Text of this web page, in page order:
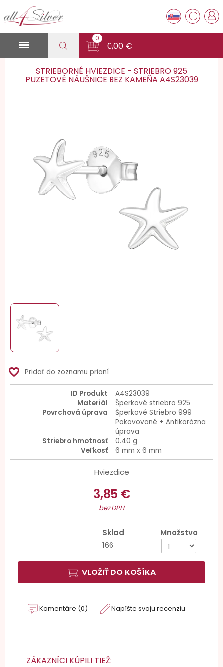
€

0
0,00 €
STRIEBORNÉ HVIEZDICE - STRIEBRO 925
PUZETOVÉ NÁUŠNICE BEZ KAMEŇA A4S23039
favorite_border Pridať do zoznamu prianí
ID Produkt
A4S23039
Materiál
Šperkové striebro 925
Povrchová úprava
Šperkové Striebro 999
Pokovované + Antikorózna
úprava
Striebro hmotnosť
0.40 g
Veľkosť
6 mm x 6 mm
Hviezdice
3,85 €
bez DPH
Sklad
166
Množstvo
VLOŽIŤ DO KOŠÍKA
Komentáre (0) Napíšte svoju recenziu
ZÁKAZNÍCI KÚPILI TIEŽ: